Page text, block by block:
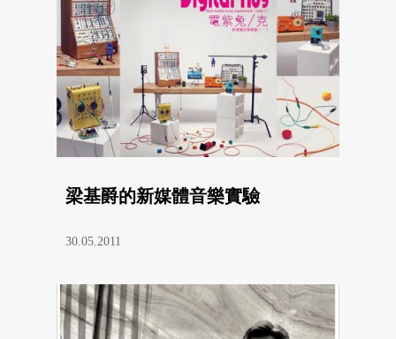
梁基爵的新媒體音樂實驗
30.05.2011